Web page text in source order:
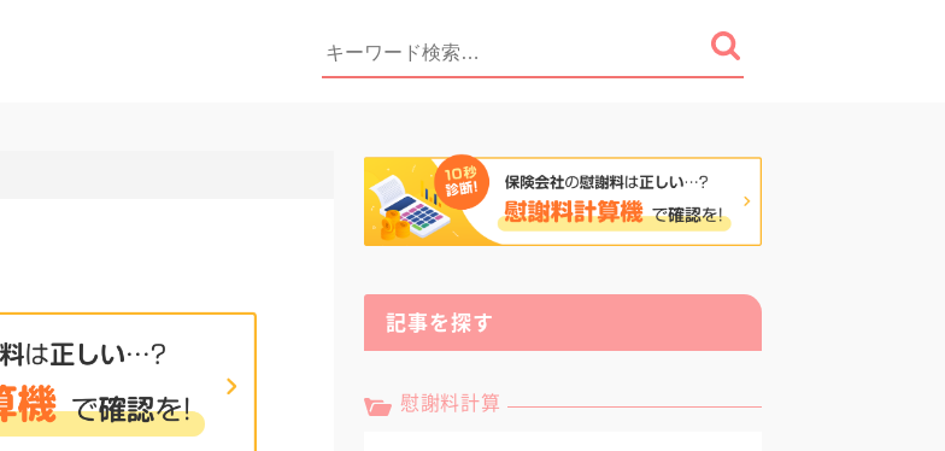
記事を探す
慰謝料計算